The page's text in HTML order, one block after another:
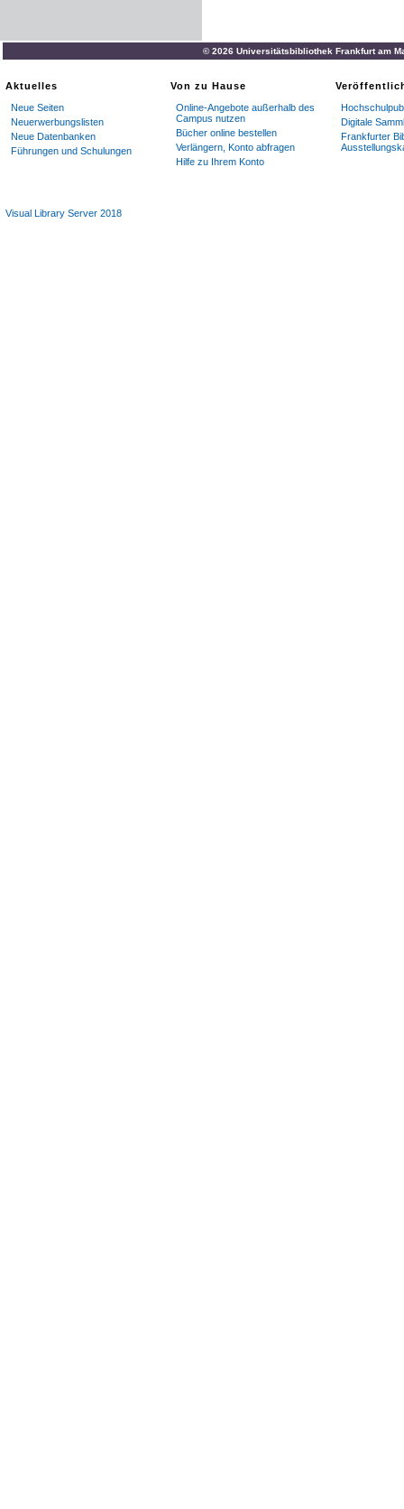
© 2026 Universitätsbibliothek Frankfurt am
Aktuelles
Neue Seiten
Neuerwerbungslisten
Neue Datenbanken
Führungen und Schulungen
Von zu Hause
Online-Angebote außerhalb des
Campus nutzen
Bücher online bestellen
Verlängern, Konto abfragen
Hilfe zu Ihrem Konto
Digitale
Frankfurter
Visual Library Server 2018